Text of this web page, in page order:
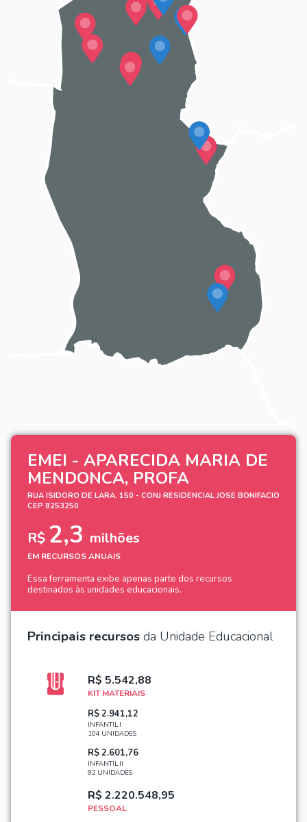
EMEI - APARECIDA MARIA DE
MENDONCA, PROFA
RUA ISIDORO DE LARA, 150 - CONJ RESIDENCIAL JOSE BONIFACIO
CEP 8253250
R$ 2,3 milhões
EM RECURSOS ANUAIS
Essa ferramenta exibe apenas parte dos recursos
destinados às unidades educacionais.
Principais recursosda Unidade Educacional
R$ 5.542,88
KIT MATERIAIS
R$ 2.941,12
INFANTIL I
104 UNIDADES
R$ 2.601,76
INFANTIL II
92 UNIDADES
R$ 2.220.548,95
PESSOAL